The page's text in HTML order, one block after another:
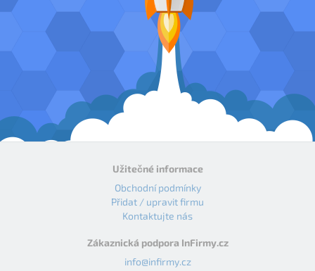
Užitečné informace
Obchodní podmínky
Přidat / upravit firmu
Kontaktujte nás
Zákaznická podpora InFirmy.cz
info@infirmy.cz